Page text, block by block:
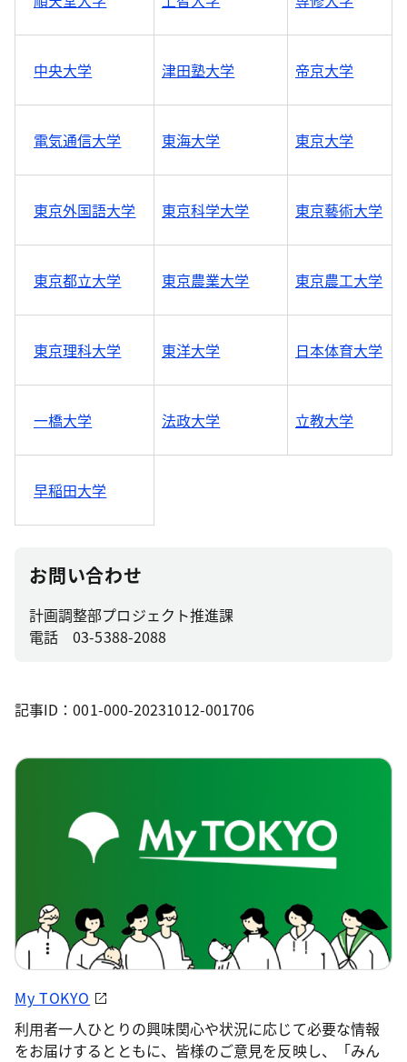
中央大学 津田塾大学 帝京大学
電気通信大学 東海大学 東京大学
東京外国語大学 東京科学大学 東京藝術大学
東京都立大学 東京農業大学 東京農工大学
東京理科大学 東洋大学 日本体育大学
一橋大学 法政大学 立教大学
早稲田大学
お問い合わせ
計画調整部プロジェクト推進課
電話 03-5388-2088
記事ID：001-000-20231012-001706
My TOKYO
利用者一人ひとりの興味関心や状況に応じて必要な情報
をお届けするとともに、皆様のご意見を反映し、「みん